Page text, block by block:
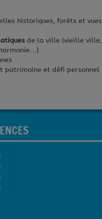
historiques, forêts et vues
de la ville (vieille ville,
patrimoine et défi personnel